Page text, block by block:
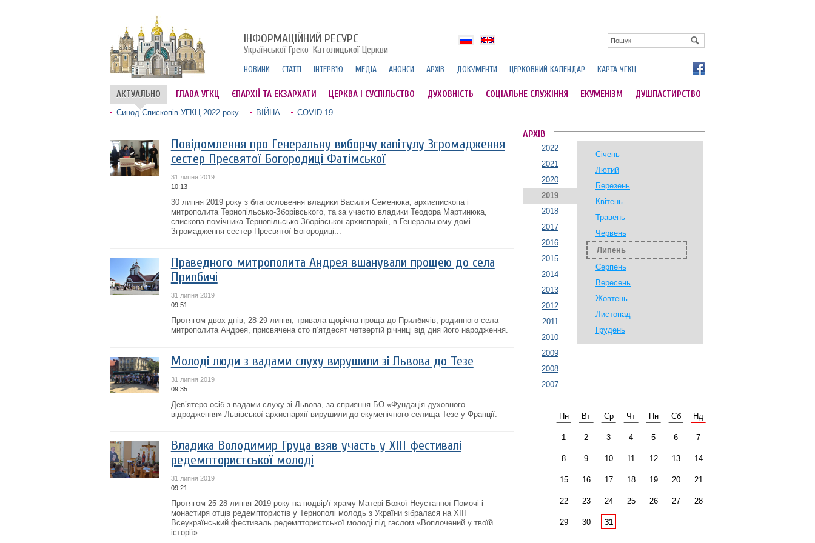
ІНФОРМАЦІЙНИЙ РЕСУРС
Української Греко-Католицької Церкви
НОВИНИ СТАТТІ ІНТЕРВ'Ю МЕДІА АНОНСИ АРХІВ ДОКУМЕНТИ ЦЕРКОВНИЙ КАЛЕНДАР КАРТА УГКЦ
АКТУАЛЬНО ГЛАВА УГКЦ ЄПАРХІЇ ТА ЕКЗАРХАТИ ЦЕРКВА І СУСПІЛЬСТВО ДУХОВНІСТЬ СОЦІАЛЬНЕ СЛУЖІННЯ ЕКУМЕНІЗМ ДУШПАСТИРСТВО
Синод Єпископів УГКЦ 2022 року ВІЙНА COVID-19
Повідомлення про Генеральну виборчу капітулу Згромадження
сестер Пресвятої Богородиці Фатімської
31 липня 2019
10:13
30 липня 2019 року з благословення владики Василія Семенюка, архиєпископа і
митрополита Тернопільсько-Зборівського, та за участю владики Теодора Мартинюка,
єпископа-помічника Тернопільсько-Зборівської архиєпархії, в Генеральному домі
Згромадження сестер Пресвятої Богородиці...
Праведного митрополита Андрея вшанували прощею до села
Прилбичі
31 липня 2019
09:51
Протягом двох днів, 28-29 липня, тривала щорічна проща до Прилбичів, родинного села
митрополита Андрея, присвячена сто п’ятдесят четвертій річниці від дня його народження.
Молоді люди з вадами слуху вирушили зі Львова до Тезе
31 липня 2019
09:35
Дев’ятеро осіб з вадами слуху зі Львова, за сприяння БО «Фундація духовного
відродження» Львівської архиєпархії вирушили до екуменічного селища Тезе у Франції.
Владика Володимир Груца взяв участь у ХІІІ фестивалі
редемптористської молоді
31 липня 2019
09:21
Протягом 25-28 липня 2019 року на подвір’ї храму Матері Божої Неустанної Помочі і
монастиря отців редемптористів у Тернополі молодь з України зібралася на ХІІІ
Всеукраїнський фестиваль редемптористської молоді під гаслом «Воплочений у твоїй
історії».
АРХІВ
2022
2021
2020
2019
2018
2017
2016
2015
2014
2013
2012
2011
2010
2009
2008
2007
Січень
Лютий
Березень
Квітень
Травень
Червень
Липень
Серпень
Вересень
Жовтень
Листопад
Грудень
Пн Вт Ср Чт Пн Сб Нд
1 2 3 4 5 6 7
8 9 10 11 12 13 14
15 16 17 18 19 20 21
22 23 24 25 26 27 28
29 30 31